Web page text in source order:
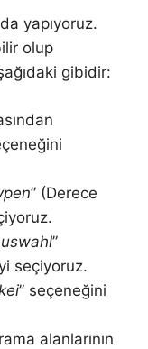
yapıyoruz.
olup
gibidir:
” (Derece
”
seçiyoruz.
” seçeneğini
alanlarının